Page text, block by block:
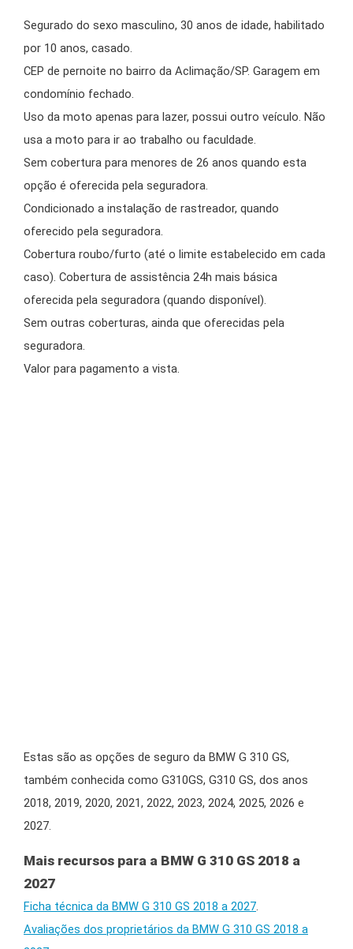
Segurado do sexo masculino, 30 anos de idade, habilitado
por 10 anos, casado.
CEP de pernoite no bairro da Aclimação/SP. Garagem em
condomínio fechado.
Uso da moto apenas para lazer, possui outro veículo. Não
usa a moto para ir ao trabalho ou faculdade.
Sem cobertura para menores de 26 anos quando esta
opção é oferecida pela seguradora.
Condicionado a instalação de rastreador, quando
oferecido pela seguradora.
Cobertura roubo/furto (até o limite estabelecido em cada
caso). Cobertura de assistência 24h mais básica
oferecida pela seguradora (quando disponível).
Sem outras coberturas, ainda que oferecidas pela
seguradora.
Valor para pagamento a vista.
Estas são as opções de seguro da BMW G 310 GS,
também conhecida como G310GS, G310 GS, dos anos
2018, 2019, 2020, 2021, 2022, 2023, 2024, 2025, 2026 e
2027.
Mais recursos para a BMW G 310 GS 2018 a
2027
Ficha técnica da BMW G 310 GS 2018 a 2027
Avaliações dos proprietários da BMW G 310 GS 2018 a